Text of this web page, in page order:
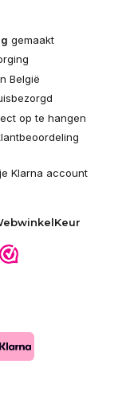
gemaakt
België
op te hangen
Klarna account